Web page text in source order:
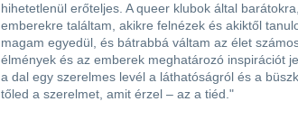
hihetetlenül erőteljes. A queer klubok által
emberekre találtam, akikre felnézek és akiktől
magam egyedül, és bátrabbá váltam az élet
élmények és az emberek meghatározó inspirációt
a dal egy szerelmes levél a láthatóságról és a
tőled a szerelmet, amit érzel – az a tiéd."